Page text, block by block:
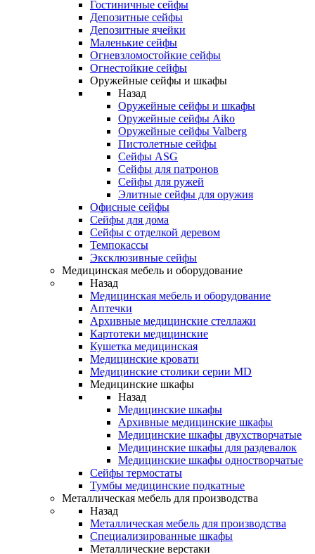
Гостиничные сейфы
Депозитные сейфы
Депозитные ячейки
Маленькие сейфы
Огневзломостойкие сейфы
Огнестойкие сейфы
Оружейные сейфы и шкафы
Назад
Оружейные сейфы и шкафы
Оружейные сейфы Aiko
Оружейные сейфы Valberg
Пистолетные сейфы
Сейфы ASG
Сейфы для патронов
Сейфы для ружей
Элитные сейфы для оружия
Офисные сейфы
Сейфы для дома
Сейфы с отделкой деревом
Темпокассы
Эксклюзивные сейфы
Медицинская мебель и оборудование
Назад
Медицинская мебель и оборудование
Аптечки
Архивные медицинские стеллажи
Картотеки медицинские
Кушетка медицинская
Медицинские кровати
Медицинские столики серии MD
Медицинские шкафы
Назад
Медицинские шкафы
Архивные медицинские шкафы
Медицинские шкафы двухстворчатые
Медицинские шкафы для раздевалок
Медицинские шкафы одностворчатые
Сейфы термостаты
Тумбы медицинские подкатные
Металлическая мебель для производства
Назад
Металлическая мебель для производства
Cпециализированные шкафы
Металлические верстаки